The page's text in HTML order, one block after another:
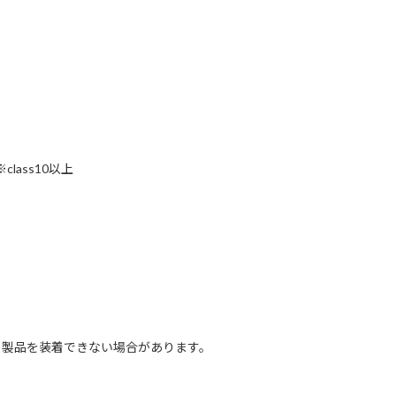
以上
を装着できない場合があります。